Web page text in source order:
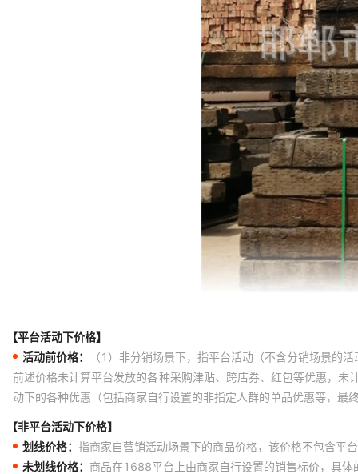
【平台活动下价格】
活动前价格：
（1）非分销场景下，指平台活动（不含分销场景的
前述价格未计算平台发放的各种采购津贴、跨店券、红包等优惠，
动下的各种优惠（包括商家自行设置的非指定人群的单品优惠等，
【非平台活动下价格】
划线价格： 指商家自营销活动场景下的商品价格，该价格不包含平
未划线价格： 商品在1688平台上由商家自行设置的销售标价，具